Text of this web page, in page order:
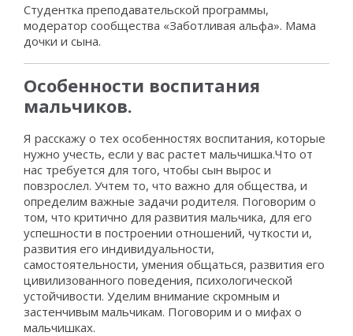
Студентка преподавательской программы,
модератор сообщества «Заботливая альфа». Мама
дочки и сына.
Особенности воспитания
мальчиков.
Я расскажу о тех особенностях воспитания, которые
нужно учесть, если у вас растет мальчишка.Что от
нас требуется для того, чтобы сын вырос и
повзрослел. Учтем то, что важно для общества, и
определим важные задачи родителя. Поговорим о
том, что критично для развития мальчика, для его
успешности в построении отношений, чуткости и,
развития его индивидуальности,
самостоятельности, умения общаться, развития его
цивилизованного поведения, психологической
устойчивости. Уделим внимание скромным и
застенчивым мальчикам. Поговорим и о мифах о
мальчишках.